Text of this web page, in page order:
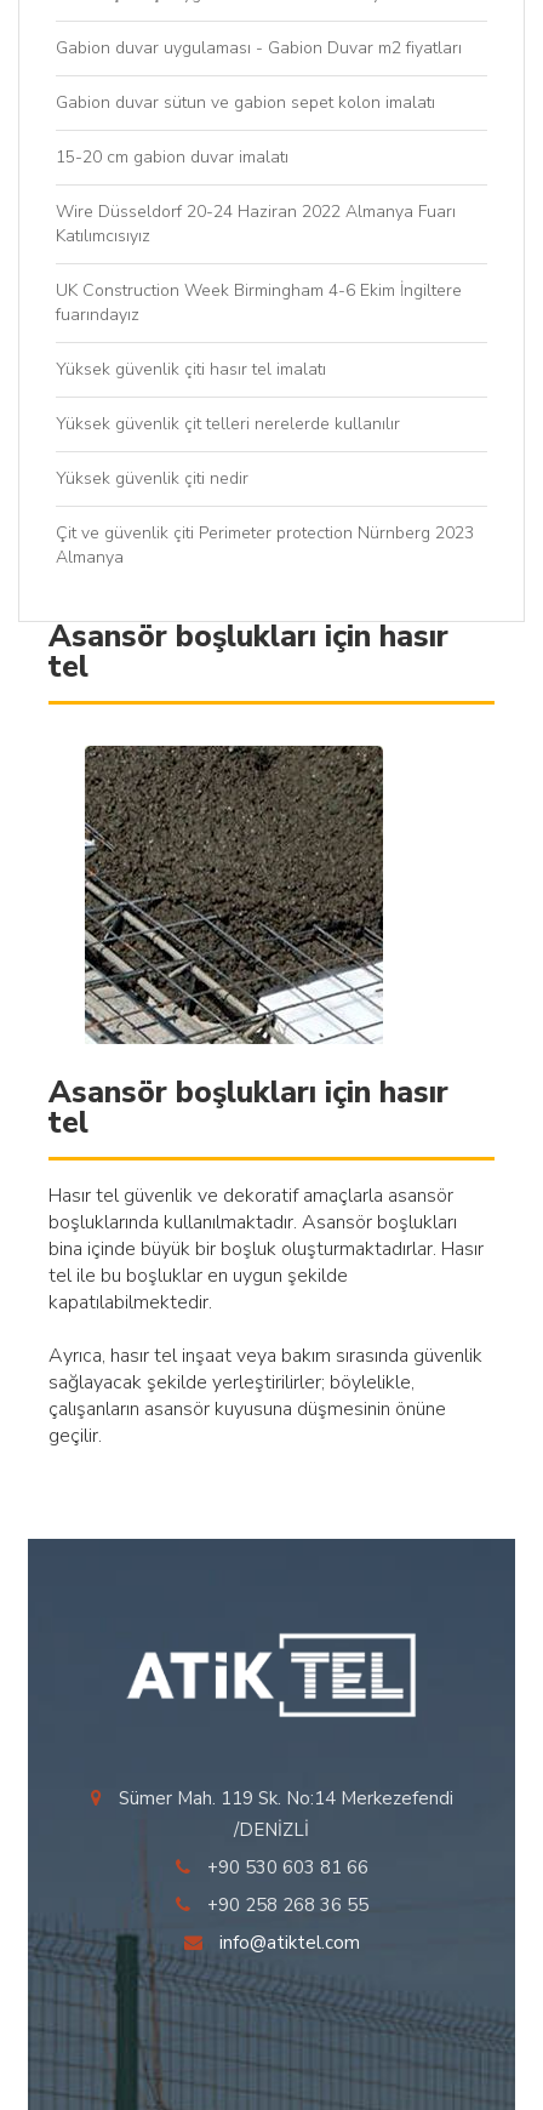
Gabion duvar uygulaması - Gabion Duvar m2 fiyatları
Gabion duvar sütun ve gabion sepet kolon imalatı
15-20 cm gabion duvar imalatı
Wire Düsseldorf 20-24 Haziran 2022 Almanya Fuarı
Katılımcısıyız
UK Construction Week Birmingham 4-6 Ekim İngiltere
fuarındayız
Yüksek güvenlik çiti hasır tel imalatı
Yüksek güvenlik çit telleri nerelerde kullanılır
Yüksek güvenlik çiti nedir
Çit ve güvenlik çiti Perimeter protection Nürnberg 2023
Almanya
Asansör boşlukları için hasır
tel
Asansör boşlukları için hasır
tel
Hasır tel güvenlik ve dekoratif amaçlarla asansör
boşluklarında kullanılmaktadır. Asansör boşlukları
bina içinde büyük bir boşluk oluşturmaktadırlar. Hasır
tel ile bu boşluklar en uygun şekilde
kapatılabilmektedir.
Ayrıca, hasır tel inşaat veya bakım sırasında güvenlik
sağlayacak şekilde yerleştirilirler; böylelikle,
çalışanların asansör kuyusuna düşmesinin önüne
geçilir.
Sümer Mah. 119 Sk. No:14 Merkezefendi
/DENİZLİ
+90 530 603 81 66
+90 258 268 36 55
info@atiktel.com